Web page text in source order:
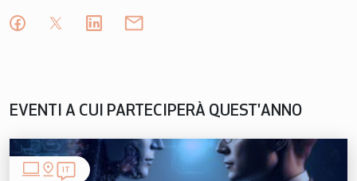
EVENTI A CUI PARTECIPERÀ QUEST'ANNO
IT